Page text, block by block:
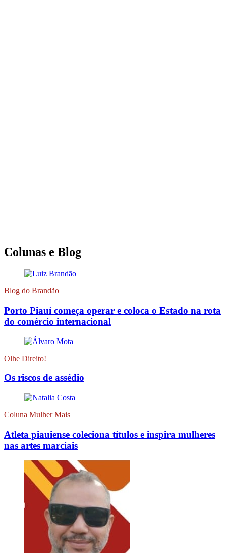
Colunas e Blog
Blog do Brandão
Porto Piauí começa operar e coloca o Estado na rota
do comércio internacional
Olhe Direito!
Os riscos de assédio
Coluna Mulher Mais
Atleta piauiense coleciona títulos e inspira mulheres
nas artes marciais